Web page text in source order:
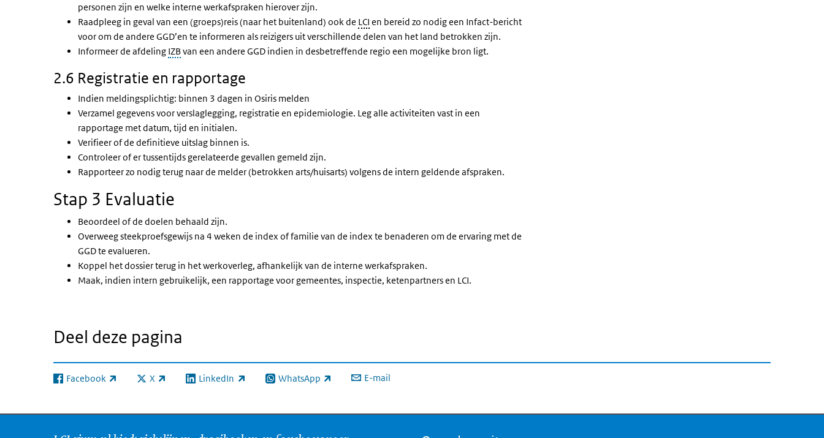
personen zijn en welke interne werkafspraken hierover zijn.
Raadpleeg in geval van een (groeps)reis (naar het buitenland) ook de LCI en bereid zo nodig een Infact-bericht
voor om de andere GGD’en te informeren als reizigers uit verschillende delen van het land betrokken zijn.
Informeer de afdeling IZBvan een andere GGD indien in desbetreffende regio een mogelijke bron ligt.
2.6 Registratie en rapportage
Indien meldingsplichtig: binnen 3 dagen in Osiris melden
Verzamel gegevens voor verslaglegging, registratie en epidemiologie. Leg alle activiteiten vast in een
rapportage met datum, tijd en initialen.
Verifieer of de definitieve uitslag binnen is.
Controleer of er tussentijds gerelateerde gevallen gemeld zijn.
Rapporteer zo nodig terug naar de melder (betrokken arts/huisarts) volgens de intern geldende afspraken.
Stap 3 Evaluatie
Beoordeel of de doelen behaald zijn.
Overweeg steekproefsgewijs na 4 weken de index of familie van de index te benaderen om de ervaring met de
GGD te evalueren.
Koppel het dossier terug in het werkoverleg, afhankelijk van de interne werkafspraken.
Maak, indien intern gebruikelijk, een rapportage voor gemeentes, inspectie, ketenpartners en LCI.
Deel deze pagina
Facebook
(externe link) X
(externe link) LinkedIn
(externe link) WhatsApp
(externe link) E-mail